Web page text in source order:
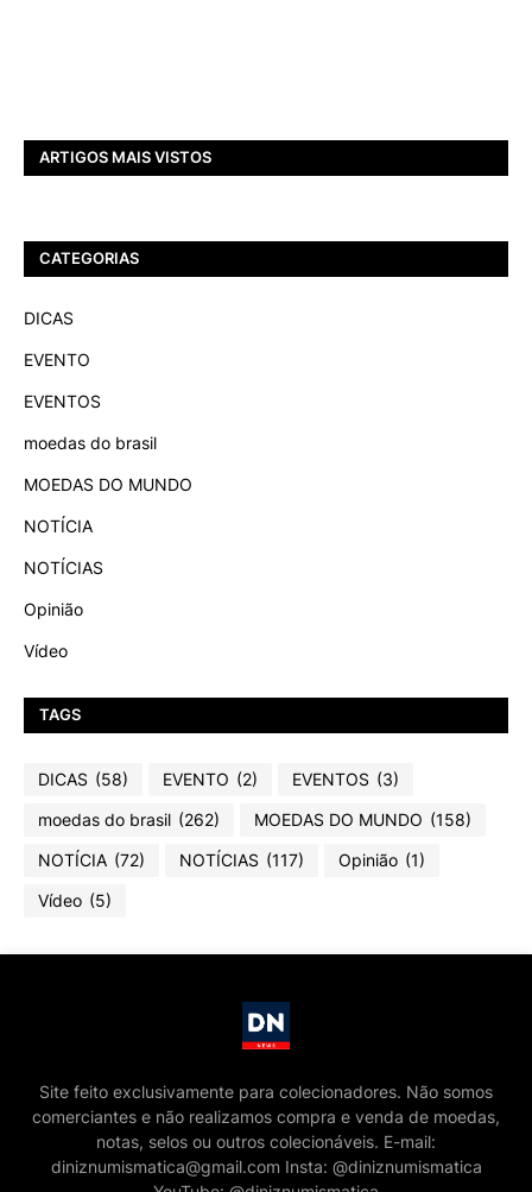
ARTIGOS MAIS VISTOS
CATEGORIAS
DICAS
EVENTO
EVENTOS
moedas do brasil
MOEDAS DO MUNDO
NOTÍCIA
NOTÍCIAS
Opinião
Vídeo
TAGS
DICAS (58) EVENTO (2) EVENTOS (3)
moedas do brasil (262) MOEDAS DO MUNDO (158)
NOTÍCIA (72) NOTÍCIAS (117) Opinião (1)
Vídeo (5)
Site feito exclusivamente para colecionadores. Não somos
comerciantes e não realizamos compra e venda de moedas,
notas, selos ou outros colecionáveis. E-mail:
diniznumismatica@gmail.com Insta: @diniznumismatica